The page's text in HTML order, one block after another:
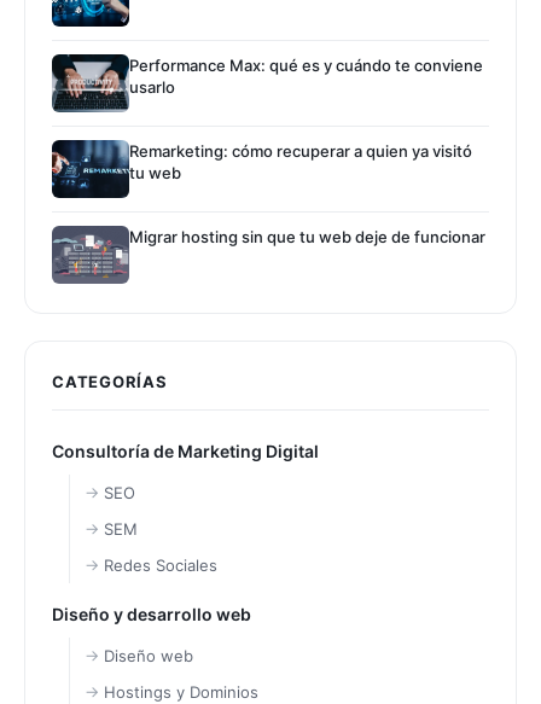
Performance Max: qué es y cuándo te conviene
usarlo
Remarketing: cómo recuperar a quien ya visitó
tu web
Migrar hosting sin que tu web deje de funcionar
CATEGORÍAS
Consultoría de Marketing Digital
SEO
SEM
Redes Sociales
Diseño y desarrollo web
Diseño web
Hostings y Dominios